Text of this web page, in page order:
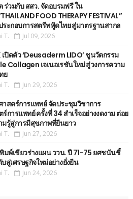
ร่วมกับ สสว. จัดอบรมฟรี ใน
FOOD THERAPY FESTIVAL”
ระกอบการสตรีทฟู้ดไทย สู่มาตรฐานสากล
T. Jul 09, 2026
เปิดตัว ‘Deusaderm LIDO’ ชูนวัตกรรม
Collagen เจเนอเรชันใหม่ สู่วงการความ
ย
T. Jun 29, 2026
าสตร์การแพทย์ จัดประชุมวิชาการ
การแพทย์ ครั้งที่ 34 สำเร็จอย่างงดงาม ต่อย
มรู้สู่การมีสุขภาพที่ยืนยาว
T. Jun 27, 2026
มพ์เขียวร่างแผน ววน. ปี 71-75 ยศชนันชี้
สู่เศรษฐกิจใหม่อย่างยั่งยืน
T. Jun 24, 2026